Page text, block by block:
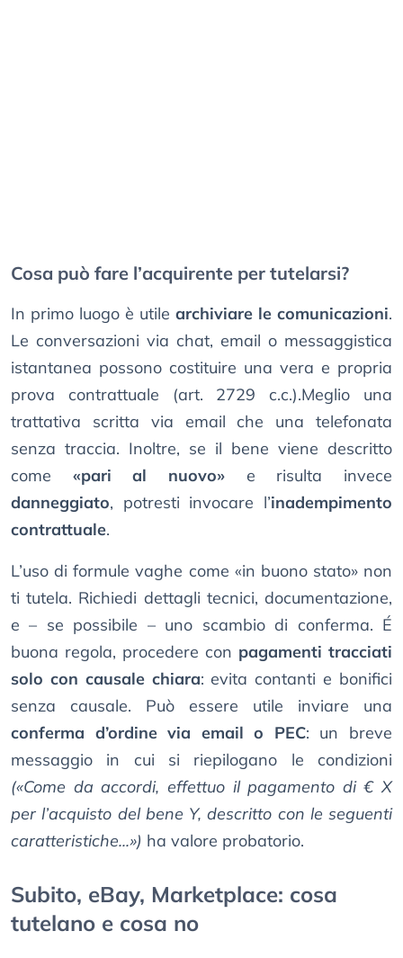
Cosa può fare l’acquirente per tutelarsi?
In primo luogo è utile archiviare le comunicazioni.
Le conversazioni via chat, email o messaggistica
istantanea possono costituire una vera e propria
prova contrattuale (art. 2729 c.c.).Meglio una
trattativa scritta via email che una telefonata
senza traccia. Inoltre, se il bene viene descritto
come «pari al nuovo» e risulta invece
danneggiato, potresti invocare l’inadempimento
contrattuale.
L’uso di formule vaghe come «in buono stato» non
ti tutela. Richiedi dettagli tecnici, documentazione,
e – se possibile – uno scambio di conferma. É
buona regola, procedere con pagamenti tracciati
solo con causale chiara: evita contanti e bonifici
senza causale. Può essere utile inviare una
conferma d’ordine via email o PEC: un breve
messaggio in cui si riepilogano le condizioni
(«Come da accordi, effettuo il pagamento di € X
per l’acquisto del bene Y, descritto con le seguenti
caratteristiche...») ha valore probatorio.
Subito, eBay, Marketplace: cosa
tutelano e cosa no